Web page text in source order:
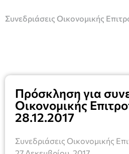
Συνεδριάσεις Οικονομικής
Πρόσκληση για
Οικονομικής
28.12.2017
Συνεδριάσεις Οικονομικής